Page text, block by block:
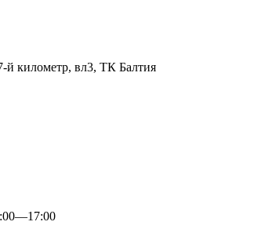
километр, вл3, ТК Балтия